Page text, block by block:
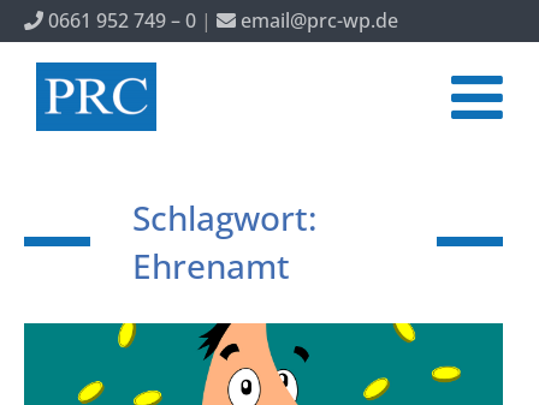
0661 952 749 – 0 | email@prc-wp.de
Schlagwort:
Ehrenamt